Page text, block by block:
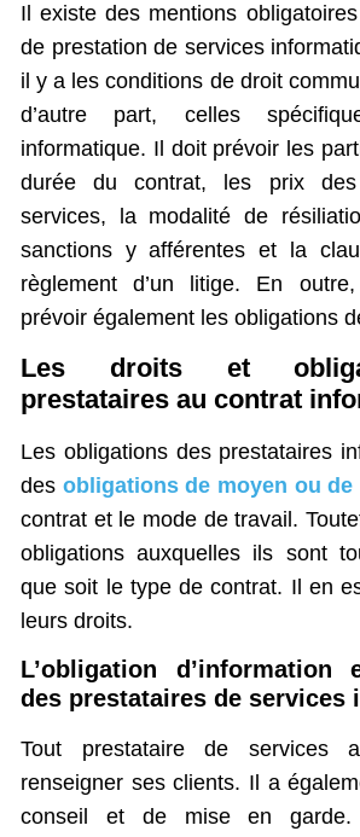
Il existe des mentions
de prestation de services
il y a les conditions de droit
d’autre part, celles
informatique. Il doit prévoir les
durée du contrat, les prix des
services, la modalité de
sanctions y afférentes et la
règlement d’un litige. En
prévoir également les obligations
Les droits et
prestataires au contrat
Les obligations des prestataires
des obligations de moyen ou de
contrat et le mode de travail.
obligations auxquelles ils sont
que soit le type de contrat. Il en
leurs droits.
L’obligation d’information
des prestataires de services
Tout prestataire de services
renseigner ses clients. Il a
conseil et de mise en garde.